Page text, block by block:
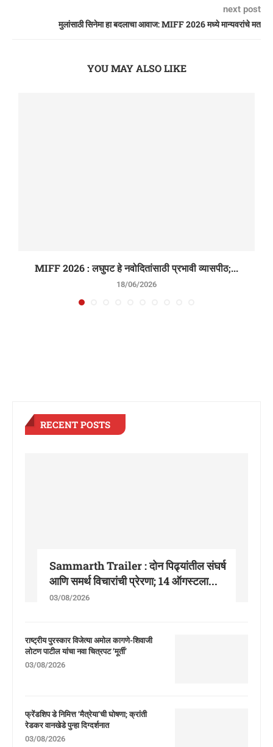
next post
मुलांसाठी सिनेमा हा बदलाचा आवाज: MIFF 2026 मध्ये मान्यवरांचे मत
YOU MAY ALSO LIKE
आशियाई सिनेमाची नवी लाट: MIFF 2026 मधील Busan...
17/06/2026
RECENT POSTS
Sammarth Trailer : दोन पिढ्यांतील संघर्ष
आणि समर्थ विचारांची प्रेरणा; 14 ऑगस्टला...
03/08/2026
राष्ट्रीय पुरस्कार विजेत्या अमोल कागणे-शिवाजी
लोटण पाटील यांचा नवा चित्रपट ‘मूर्ती’
03/08/2026
फ्रेंडशिप डे निमित्त ‘मैत्रेया’ची घोषणा; क्रांती
रेडकर वानखेडे पुन्हा दिग्दर्शनात
03/08/2026